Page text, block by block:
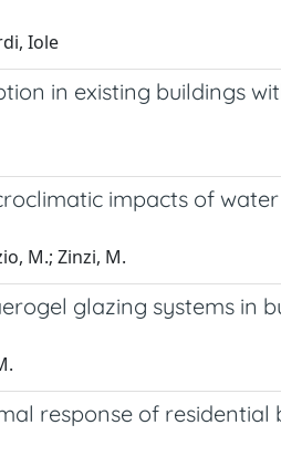
Iole
in existing buildings
impacts of
M.; Zinzi, M.
glazing systems in
response of residential